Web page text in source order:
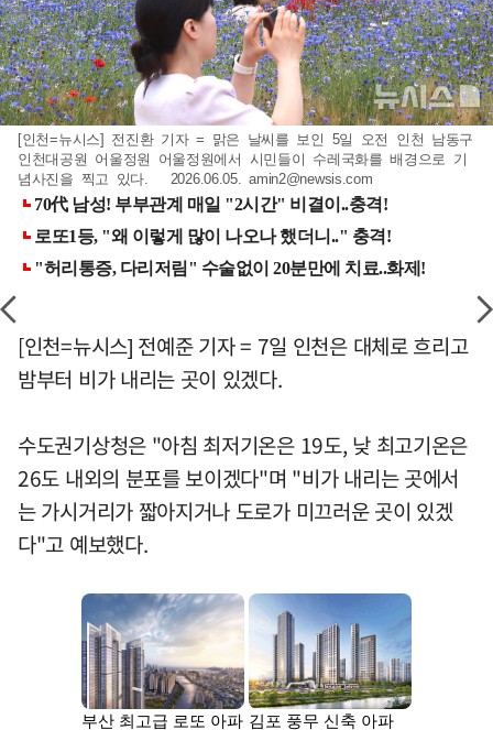
[인천=뉴시스] 전진환 기자 = 맑은 날씨를 보인 5일 오전 인천 남동구
인천대공원 어울정원 어울정원에서 시민들이 수레국화를 배경으로 기
념사진을 찍고 있다. 2026.06.05.amin2@newsis.com
[인천=뉴시스] 전예준 기자 = 7일 인천은 대체로 흐리고
밤부터 비가 내리는 곳이 있겠다.
수도권기상청은 "아침 최저기온은 19도, 낮 최고기온은
26도 내외의 분포를 보이겠다"며 "비가 내리는 곳에서
는 가시거리가 짧아지거나 도로가 미끄러운 곳이 있겠
다"고 예보했다.